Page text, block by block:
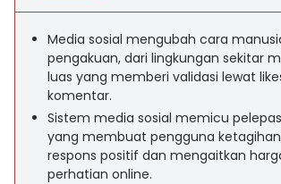
Media sosial mengubah cara
pengakuan, dari lingkungan sekitar
luas yang memberi validasi lewat
komentar.
Sistem media sosial memicu
yang membuat pengguna
respons positif dan mengaitkan
perhatian online.